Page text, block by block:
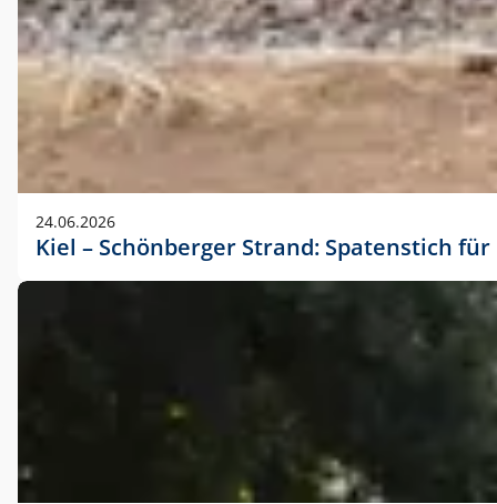
24.06.2026
Kiel – Schönberger Strand: Spatenstich